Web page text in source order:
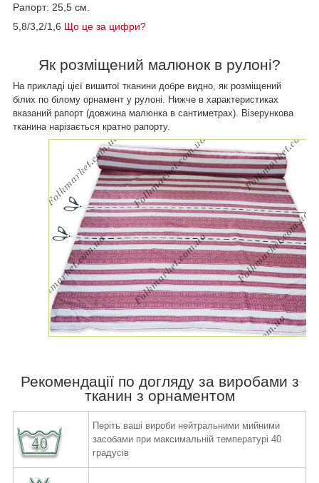
Рапорт: 25,5 см.
5,8/3,2/1,6 Що це за цифри?
Як розміщений малюнок в рулоні?
На прикладі цієї вишитої тканини добре видно, як розміщений
білих по білому орнамент у рулоні. Нижче в характеристиках
вказаний рапорт (довжина малюнка в сантиметрах). Візерункова
тканина нарізається кратно рапорту.
Рекомендації по догляду за виробами з
тканин з орнаментом
Періть ваші вироби нейтральними мийними
засобами при максимальній температурі 40
градусів